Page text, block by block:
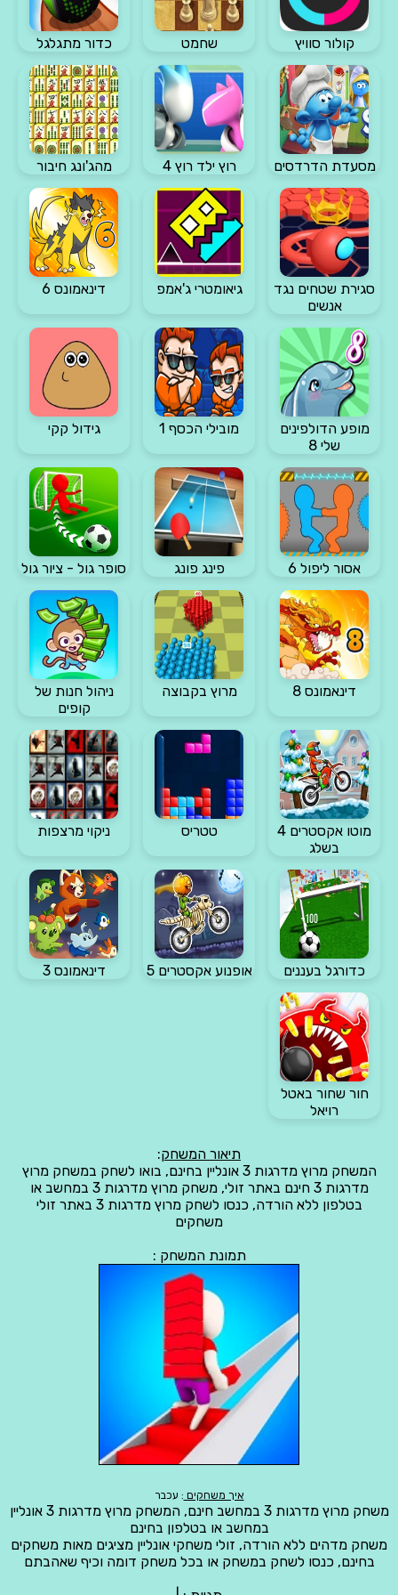
קולור סוויץ שחמט כדור מתגלגל
מסעדת הדרדסים רוץ ילד רוץ 4 מהג'ונג חיבור
סגירת שטחים נגד
אנשים
גיאומטרי ג'אמפ דינאמונס 6
מופע הדולפינים
שלי 8
מובילי הכסף 1 גידול קקי
אסור ליפול 6 פינג פונג סופר גול - ציור גול
דינאמונס 8 מרוץ בקבוצה
ניהול חנות של
קופים
מוטו אקסטרים 4
בשלג
טטריס ניקוי מרצפות
כדורגל בעננים אופנוע אקסטרים 5 דינאמונס 3
חור שחור באטל
רויאל
תיאור המשחק:
המשחק מרוץ מדרגות 3 אונליין בחינם, בואו לשחק במשחק מרוץ
מדרגות 3 חינם באתר זולי, משחק מרוץ מדרגות 3 במחשב או
בטלפון ללא הורדה, כנסו לשחק מרוץ מדרגות 3 באתר זולי
משחקים
תמונת המשחק :
איך משחקים : עכבר
משחק מרוץ מדרגות 3 במחשב חינם, המשחק מרוץ מדרגות 3 אונליין
במחשב או בטלפון בחינם
משחק מדהים ללא הורדה, זולי משחקי אונליין מציגים מאות משחקים
בחינם, כנסו לשחק במשחק או בכל משחק דומה וכיף שאהבתם